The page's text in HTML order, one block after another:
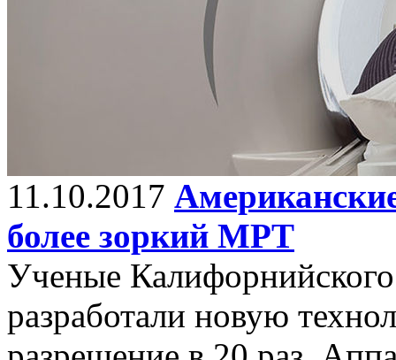
11.10.2017
более зоркий МРТ
Ученые
разработали новую